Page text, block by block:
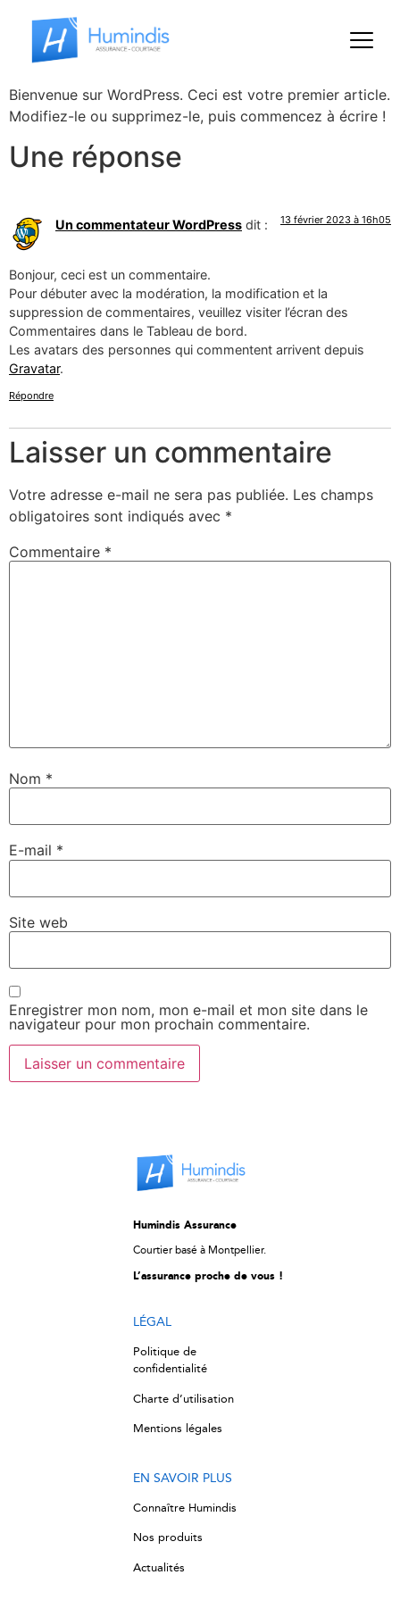
Bienvenue sur WordPress. Ceci est votre premier article.
Modifiez-le ou supprimez-le, puis commencez à écrire !
Une réponse
Un commentateur WordPress dit : 13 février 2023 à 16h05
Bonjour, ceci est un commentaire.
Pour débuter avec la modération, la modification et la
suppression de commentaires, veuillez visiter l’écran des
Commentaires dans le Tableau de bord.
Les avatars des personnes qui commentent arrivent depuis
Gravatar.
Répondre
Laisser un commentaire
Votre adresse e-mail ne sera pas publiée. Les champs
obligatoires sont indiqués avec *
Commentaire *
Nom *
E-mail *
Site web
Enregistrer mon nom, mon e-mail et mon site dans le
navigateur pour mon prochain commentaire.
Humindis Assurance
Courtier basé à Montpellier.
L’assurance proche de vous !
LÉGAL
Politique de
confidentialité
Charte d’utilisation
Mentions légales
EN SAVOIR PLUS
Connaître Humindis
Nos produits
Actualités